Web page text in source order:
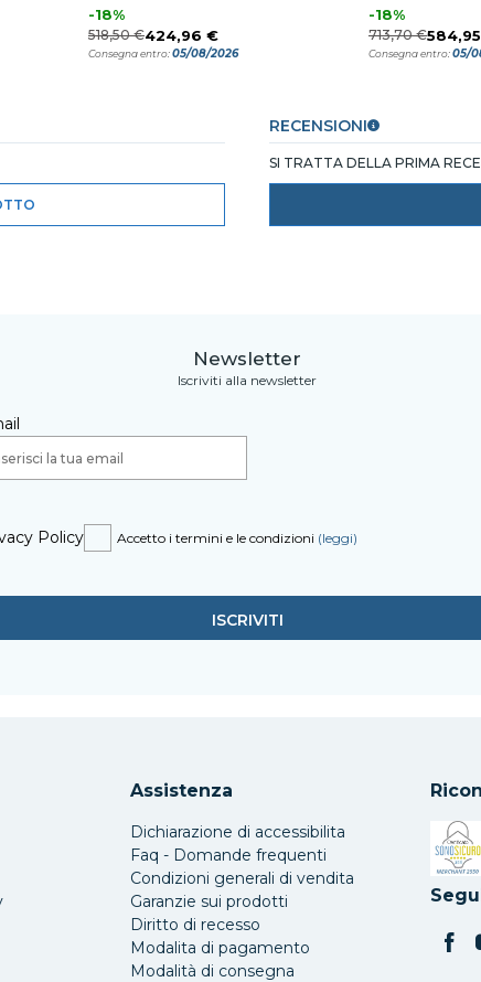
-18%
518,50 €424,96 €
Consegna entro:05/08/2026
-18%
713,70 €
Consegna entro:05/
RECENSIONI
SI TRATTA DELLA PRIMA
Newsletter
Iscriviti alla newsletter
Policy Accetto i termini e le condizioni (leggi)
Assistenza
Dichiarazione di accessibilita
Faq - Domande frequenti
Condizioni generali di vendita
Garanzie sui prodotti
Diritto di recesso
Modalita di pagamento
Modalità di consegna
Si